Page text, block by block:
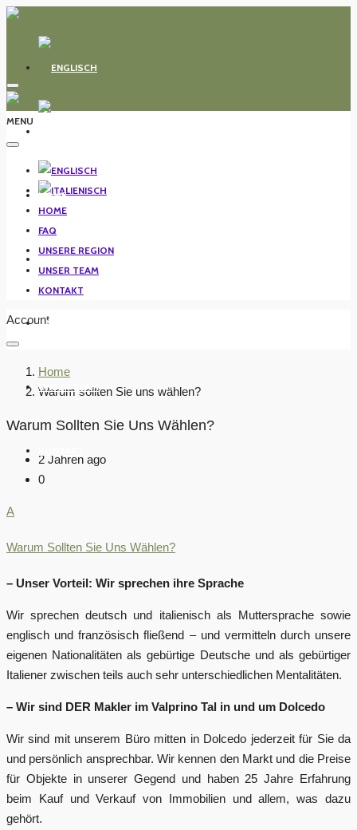
HOME
FAQ
UNSERE REGION
UNSER TEAM
MENU
HOME
FAQ
UNSERE REGION
UNSER TEAM
KONTAKT
Account
Home
Warum sollten Sie uns wählen?
Warum Sollten Sie Uns Wählen?
2 Jahren ago
0
A
Warum Sollten Sie Uns Wählen?
– Unser Vorteil: Wir sprechen ihre Sprache
Wir sprechen deutsch und italienisch als Muttersprache sowie
englisch und französisch fließend – und vermitteln durch unsere
eigenen Nationalitäten als gebürtige Deutsche und als gebürtiger
Italiener zwischen teils auch sehr unterschiedlichen Mentalitäten.
– Wir sind DER Makler im Valprino Tal in und um Dolcedo
Wir sind mit unserem Büro mitten in Dolcedo jederzeit für Sie da
und persönlich ansprechbar. Wir kennen den Markt und die Preise
für Objekte in unserer Gegend und haben 25 Jahre Erfahrung
beim Kauf und Verkauf von Immobilien und allem, was dazu
gehört.